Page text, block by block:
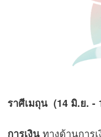
ราศีเมถุน (14 มิ.ย. -
การเงิน ทางด้านการ